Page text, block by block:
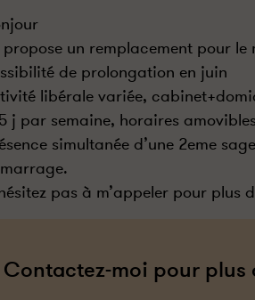
un remplacement pour
de prolongation en juin
libérale variée,
j par semaine, horaires
simultanée d’une 2eme
pas à m’appeler pour plus
Contactez-moi pour plus